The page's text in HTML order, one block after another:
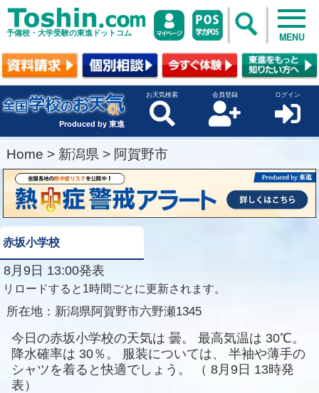
予備校・大学受験の東進ドットコム MENU
Produced by 東進
お天気検索 会員登録 ログイン
Home > 新潟県 > 阿賀野市
赤坂小学校
8月9日 13:00発表
リロードすると1時間ごとに更新されます。
所在地： 新潟県阿賀野市六野瀬1345
今日の赤坂小学校の天気は 曇。 最高気温は 30℃。
降水確率は 30％。 服装については、
半袖や薄手の
シャツを着ると快適でしょう。
（ 8月9日 13時発
表）